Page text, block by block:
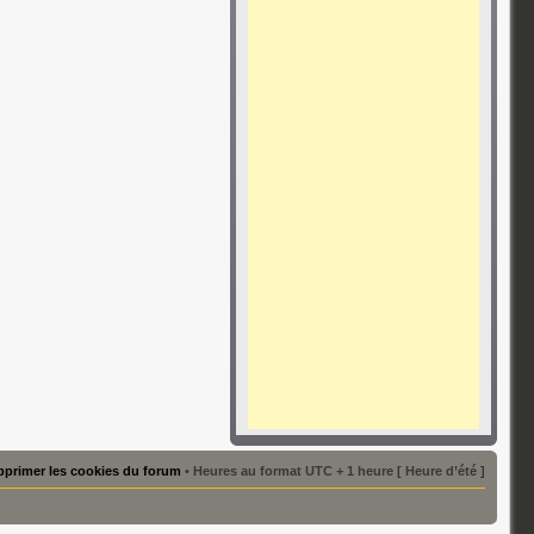
les cookies du forum • Heures au format UTC + 1 heure [ Heure d’été ]